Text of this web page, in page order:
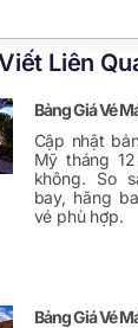
Liên
Bảng Giá Vé
Cập nhật
Mỹ tháng
không. So
bay, hãng
vé phù hợp.
Bảng Giá Vé